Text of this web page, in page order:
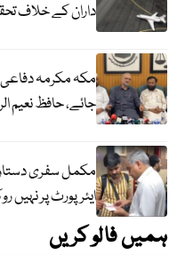
داران کے خلاف
مکہ مکرمہ دفاعی
جائے، حافظ نعیم
مکمل سفری
ایئرپورٹ پر نہیں
ہمیں فالو کریں